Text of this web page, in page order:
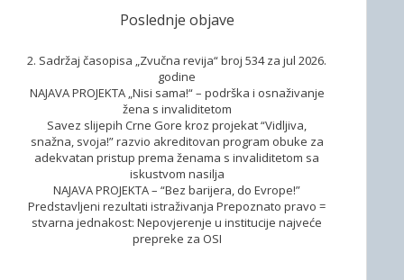
Poslednje objave
2. Sadržaj časopisa „Zvučna revija“ broj 534 za jul 2026.
godine
NAJAVA PROJEKTA „Nisi sama!“ – podrška i osnaživanje
žena s invaliditetom
Savez slijepih Crne Gore kroz projekat “Vidljiva,
snažna, svoja!” razvio akreditovan program obuke za
adekvatan pristup prema ženama s invaliditetom sa
iskustvom nasilja
NAJAVA PROJEKTA – “Bez barijera, do Evrope!”
Predstavljeni rezultati istraživanja Prepoznato pravo =
stvarna jednakost: Nepovjerenje u institucije najveće
prepreke za OSI